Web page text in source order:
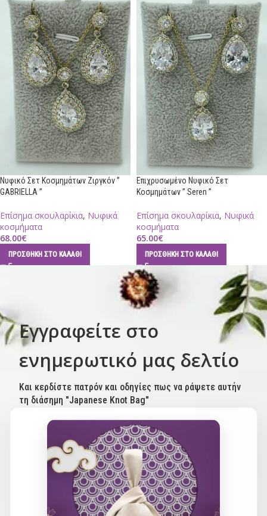
Νυφικό Σετ Κοσμημάτων Ζιργκόν ”
GABRIELLA ”
Επίσημα σκουλαρίκια, Νυφικά
κοσμήματα
68.00€
ΠΡΟΣΘΉΚΗ ΣΤΟ ΚΑΛΆΘΙ
Επιχρυσωμένο Νυφικό Σετ
Κοσμημάτων ” Seren ”
Επίσημα σκουλαρίκια, Νυφικά
κοσμήματα
65.00€
ΠΡΟΣΘΉΚΗ ΣΤΟ ΚΑΛΆΘΙ
Εγγραφείτε στο
ενημερωτικό μας δελτίο
Και κερδίστε πατρόν και οδηγίες πως να ράψετε αυτήν
τη διάσημη "Japanese Knot Bag"